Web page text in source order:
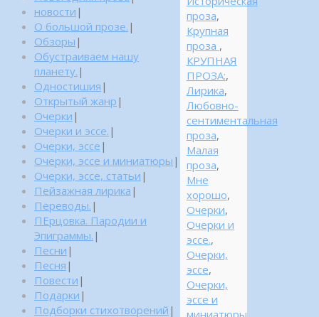
проза,
Крупная
проза ,
КРУПНАЯ
ПРОЗА:,
Лирика,
Любовно-
сентиментальная
проза,
Малая
проза,
Мне
хорошо,
Очерки,
Очерки и
эссе.,
Очерки,
эссе,
Очерки,
эссе и
новости |
О большой прозе. |
Обзоры |
Обустраиваем нашу
планету. |
Одностишия |
Открытый жанр |
Очерки |
Очерки и эссе. |
Очерки, эссе |
Очерки, эссе и миниатюры |
Очерки, эссе, статьи |
Пейзажная лирика |
Переводы. |
ПЕрцовка. Пародии и
Эпиграммы. |
Песни |
Песня |
Повести |
Подарки |
Подборки стихотворений |